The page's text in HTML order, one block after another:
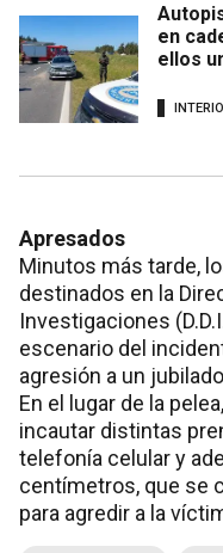
en
ellos
Apresados
Minutos más tarde,
destinados en la
Investigaciones
escenario del
agresión a un
En el lugar de la
incautar distintas
telefonía celular y
centímetros, que se
para agredir a la